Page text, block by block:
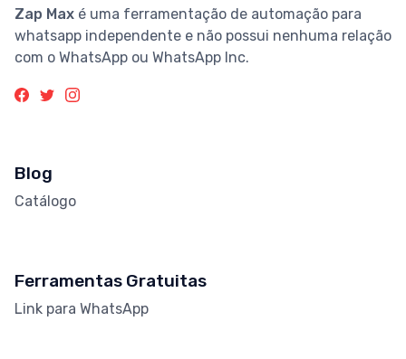
Zap Max é uma ferramentação de automação para
whatsapp independente e não possui nenhuma relação
com o WhatsApp ou WhatsApp Inc.
Blog
Catálogo
Ferramentas Gratuitas
Link para WhatsApp